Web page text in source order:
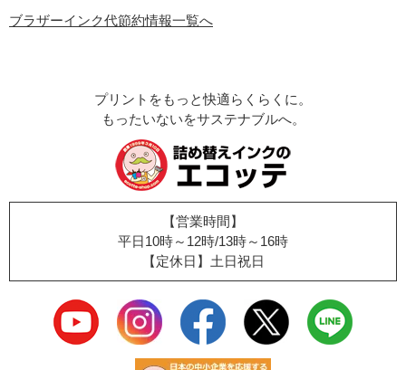
ブラザーインク代節約情報一覧へ
プリントをもっと快適らくらくに。
もったいないをサステナブルへ。
【営業時間】
平日10時～12時/13時～16時
【定休日】土日祝日